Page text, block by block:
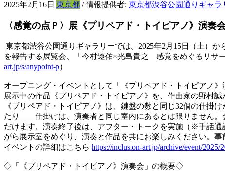
2025年2月16日 東京都 / 情報提供者: 東京都渋谷公園通りギャ
〈感覚の点Ｐ〉展《プリペアド・トイピアノ》演奏
東京都渋谷公園通りギャラリーでは、2025年2月15日（土）
を報告する展覧会、「今村遼佑×光島貴之 感覚をめぐるリサ
art.jp/s/anypoint-p）
オープニング・イベントとして「《プリペアド・トイピアノ》
展示中の作品《プリペアド・トイピアノ》を、作曲家の野村誠
《プリペアド・トイピアノ》は、鍵盤の数と同じ32個の仕掛
たり――仕掛けは、演奏者と同じ室内にあるとは限りません。
だけます。演奏終了後は、アフター・トークを実施（※手話
がら展示室をめぐり、演奏と作品を共にお楽しみください。
イベントの詳細はこちら https://inclusion-art.jp/archive/event/2025/
◇「《プリペアド・トイピアノ》演奏会」の概要◇